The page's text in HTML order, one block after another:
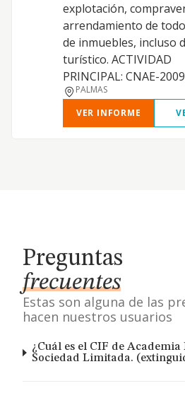
explotación,
arrendamiento de
de inmuebles, incluso
turístico. ACTIVIDAD
PRINCIPAL: CNAE-
PALMAS
VER INFORME
Preguntas
frecuentes
Estas son alguna de las
hacen nuestros usuarios
¿Cuál es el CIF de
Sociedad Limitada.